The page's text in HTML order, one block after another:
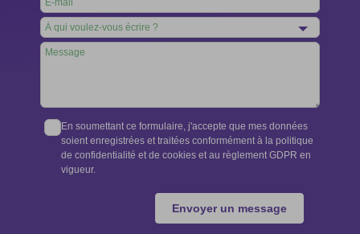
En soumettant ce formulaire, j'accepte que mes données
soient enregistrées et traitées conformément à la politique
de confidentialité et de cookies et au règlement GDPR en
vigueur.
Envoyer un message